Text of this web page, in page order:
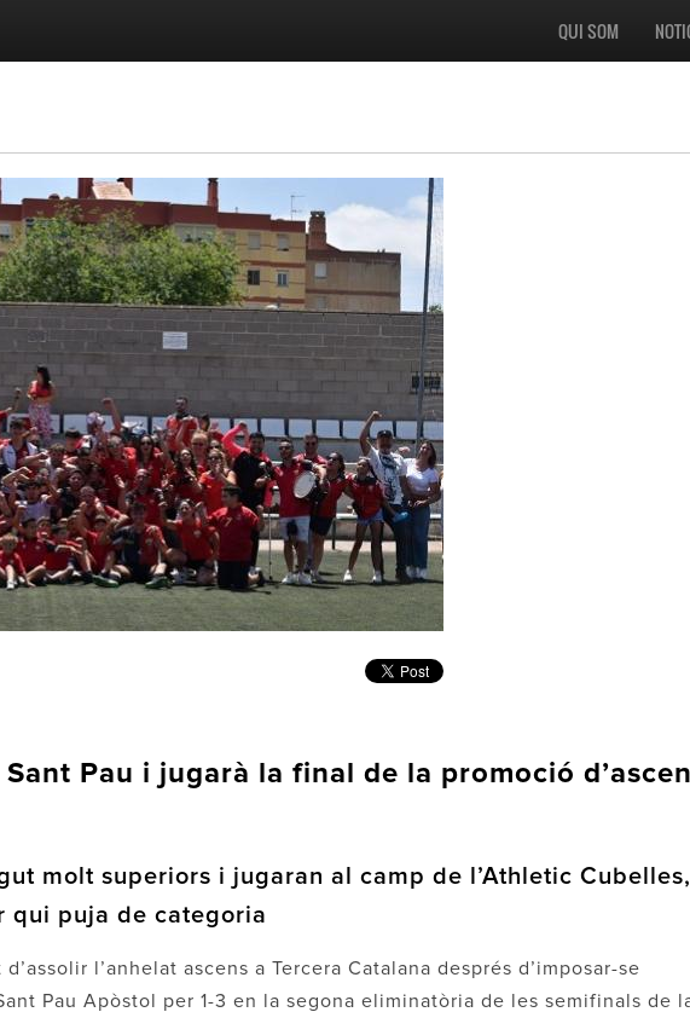
QUI SOM
Pau i jugarà la final de la promoció
molt superiors i jugaran al camp de l’Athletic Cubelles,
qui puja de categoria
l’anhelat ascens a Tercera Catalana després d’imposar-se
Pau Apòstol per 1-3 en la segona eliminatòria de les semifinals de